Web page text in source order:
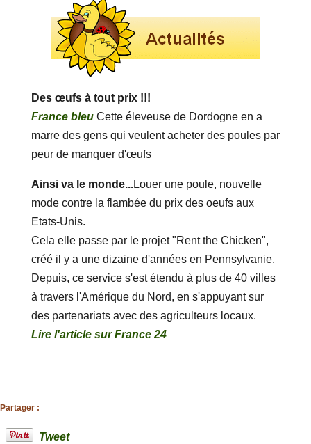
Des œufs à tout prix !!!
France bleu Cette éleveuse de Dordogne en a
marre des gens qui veulent acheter des poules par
peur de manquer d'œufs
Ainsi va le monde...Louer une poule, nouvelle
mode contre la flambée du prix des oeufs aux
Etats-Unis.
Cela elle passe par le projet "Rent the Chicken",
créé il y a une dizaine d'années en Pennsylvanie.
Depuis, ce service s'est étendu à plus de 40 villes
à travers l'Amérique du Nord, en s'appuyant sur
des partenariats avec des agriculteurs locaux.
Lire l'article sur France 24
Partager :
Tweet